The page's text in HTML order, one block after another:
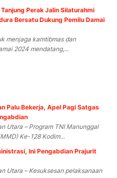
Perak Jalin Silaturahmi
Bersatu Dukung Pemilu Damai
menjaga kamtibmas dan
2024 mendatang,...
Palu Bekerja, Apel Pagi Satgas
Utara – Program TNI Manunggal
Ke-128 Kodim...
Ini Pengabdian Prajurit
Utara – Kesuksesan pelaksanaan